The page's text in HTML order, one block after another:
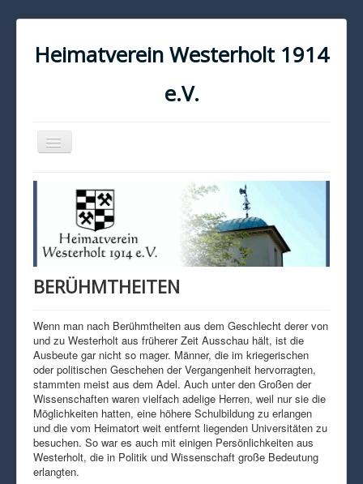
Heimatverein Westerholt 1914
e.V.
Navigation
an/aus
KONTAKT
IMPRESSUM
DATENSCHUTZ
BERÜHMTHEITEN
Wenn man nach Berühmtheiten aus dem Geschlecht derer von
und zu Westerholt aus früherer Zeit Ausschau hält, ist die
Ausbeute gar nicht so mager. Männer, die im kriegerischen
oder politischen Geschehen der Vergangenheit hervorragten,
stammten meist aus dem Adel. Auch unter den Großen der
Wissenschaften waren vielfach adelige Herren, weil nur sie die
Möglichkeiten hatten, eine höhere Schulbildung zu erlangen
und die vom Heimatort weit entfernt liegenden Universitäten zu
besuchen. So war es auch mit einigen Persönlichkeiten aus
Westerholt, die in Politik und Wissenschaft große Bedeutung
erlangten.